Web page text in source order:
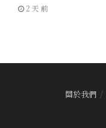
2 天 前
關於我們